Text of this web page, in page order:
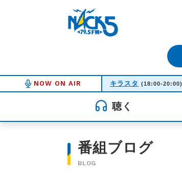
NOW ON AIR キラスタ (18:00-20:00)
聴く
番組ブログ
BLOG